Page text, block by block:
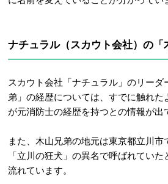
ナチュラル（スカウト会社）の「
スカウト会社「ナチュラル」のリー
弟」の経歴については、すでに触れた
が元消防士の経歴を持つとの情報が出
また、木山兄弟の地元は東京都立川
「立川の狂犬」の異名で呼ばれてい
流れています。